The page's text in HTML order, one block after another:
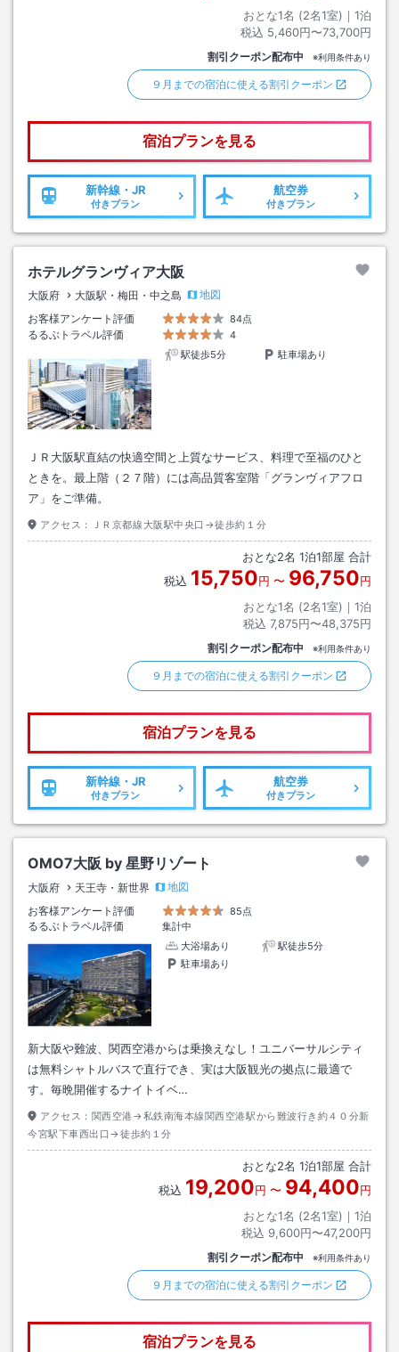
おとな1名 (2名1室)｜ 1泊
税込 5,460円〜73,700円
割引クーポン配布中 ※利用条件あり
９月までの宿泊に使える割引クーポン
宿泊プランを見る
新幹線・JR
付きプラン
航空券
付きプラン
ホテルグランヴィア大阪
大阪府 大阪駅・梅田・中之島
地図
お客様アンケート評価
84点
るるぶトラベル評価
4
駅徒歩5分
駐車場あり
ＪＲ大阪駅直結の快適空間と上質なサービス、料理で至福のひと
ときを。最上階（２７階）には高品質客室階「グランヴィアフロ
ア」をご準備。
アクセス： ＪＲ京都線大阪駅中央口→徒歩約１分
おとな2名 1泊1部屋 合計
税込 15,750円 〜 96,750円
おとな1名 (2名1室)｜ 1泊
税込 7,875円〜48,375円
割引クーポン配布中 ※利用条件あり
９月までの宿泊に使える割引クーポン
宿泊プランを見る
新幹線・JR
付きプラン
航空券
付きプラン
OMO7大阪 by 星野リゾート
大阪府 天王寺・新世界
地図
お客様アンケート評価
85点
るるぶトラベル評価
集計中
大浴場あり
駅徒歩5分
駐車場あり
新大阪や難波、関西空港からは乗換えなし！ユニバーサルシティ
は無料シャトルバスで直行でき、実は大阪観光の拠点に最適で
す。毎晩開催するナイトイベ…
アクセス： 関西空港→私鉄南海本線関西空港駅から難波行き約４０分新
今宮駅下車西出口→徒歩約１分
おとな2名 1泊1部屋 合計
税込 19,200円 〜 94,400円
おとな1名 (2名1室)｜ 1泊
税込 9,600円〜47,200円
割引クーポン配布中 ※利用条件あり
９月までの宿泊に使える割引クーポン
宿泊プランを見る